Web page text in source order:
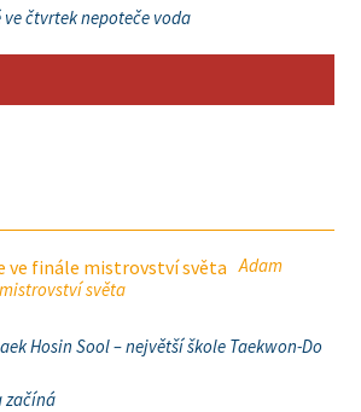
ve čtvrtek nepoteče voda
Adam
světa
Hosin Sool – největší škole Taekwon-Do
začíná